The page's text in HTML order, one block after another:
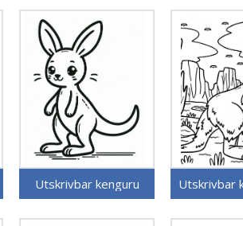
Utskrivbar kenguru